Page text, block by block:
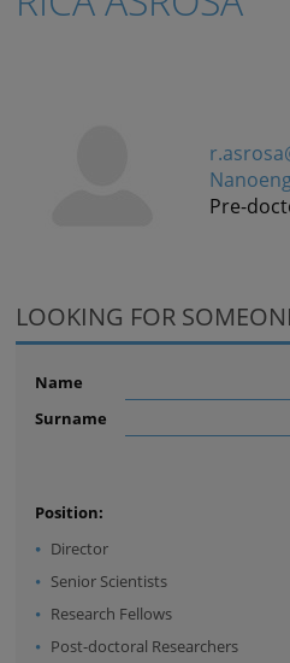
Pre-
LOOKING FOR
Name
Surname
Position:
Director
Senior Scientists
Research Fellows
Post-doctoral Researchers